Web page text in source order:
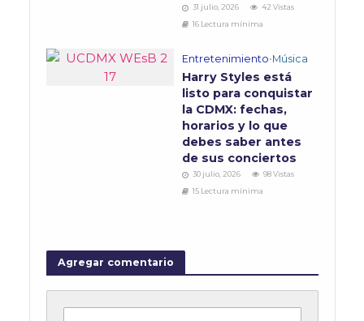
31 julio, 2026
42 Vistas
16 Lectura mínima
Entretenimiento•Música
Harry Styles está
listo para conquistar
la CDMX: fechas,
horarios y lo que
debes saber antes
de sus conciertos
30 julio, 2026
98 Vistas
15 Lectura mínima
Agregar comentario